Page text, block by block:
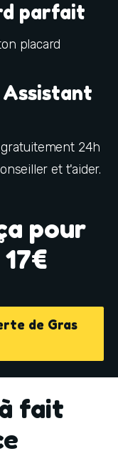
parfait
placard
Assistant
24h
et t'aider.
pour
de Gras
fait